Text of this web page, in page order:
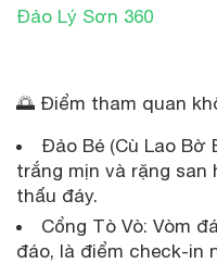
Đảo Lý Sơn 360
🌅 Điểm tham quan
Đảo Bé (Cù Lao Bờ
trắng mịn và rặng
thấu đáy.
Cổng Tò Vò: Vòm
đáo, là điểm check-in